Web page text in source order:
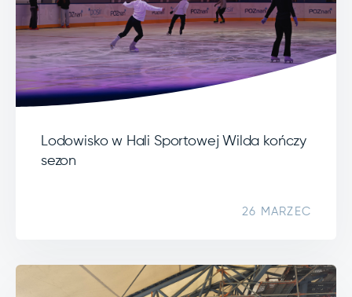
Lodowisko w Hali Sportowej Wilda kończy
sezon
26 MARZEC